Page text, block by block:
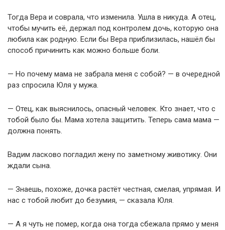
Тогда Вера и соврала, что изменила. Ушла в никуда. А отец,
чтобы мучить её, держал под контролем дочь, которую она
любила как родную. Если бы Вера приблизилась, нашёл бы
способ причинить как можно больше боли.
— Но почему мама не забрала меня с собой? — в очередной
раз спросила Юля у мужа.
— Отец, как выяснилось, опасный человек. Кто знает, что с
тобой было бы. Мама хотела защитить. Теперь сама мама —
должна понять.
Вадим ласково погладил жену по заметному животику. Они
ждали сына.
— Знаешь, похоже, дочка растёт честная, смелая, упрямая. И
нас с тобой любит до безумия, — сказала Юля.
— А я чуть не помер, когда она тогда сбежала прямо у меня